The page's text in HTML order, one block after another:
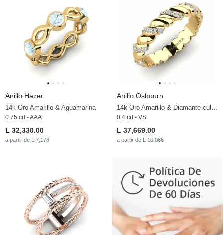
Anillo Hazer
14k Oro Amarillo & Aguamarina
0.75 crt - AAA
L 32,330.00
a partir de L 7,178
Anillo Osbourn
0.4 crt - VS
L 37,669.00
a partir de L 10,086